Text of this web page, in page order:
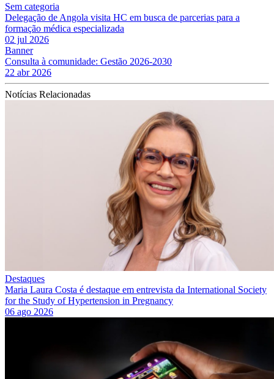
Sem categoria
Delegação de Angola visita HC em busca de parcerias para a
formação médica especializada
02 jul 2026
Banner
Consulta à comunidade: Gestão 2026-2030
22 abr 2026
Notícias Relacionadas
Destaques
Maria Laura Costa é destaque em entrevista da International Society
for the Study of Hypertension in Pregnancy
06 ago 2026